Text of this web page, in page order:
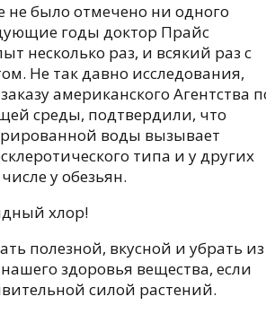
не было отмечено ни одного
годы доктор Прайс
несколько раз, и всякий раз с
Не так давно исследования,
американского Агентства
среды, подтвердили, что
воды вызывает
типа и у других
у обезьян.
хлор!
полезной, вкусной и убрать из
здоровья вещества, если
силой растений.